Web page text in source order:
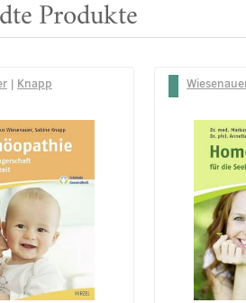
Produkte
| Knapp